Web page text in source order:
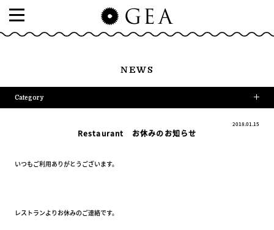
NEWS
Category
2018.01.15
Restaurant お休みのお知らせ
いつもご利用ありがとうございます。
レストランよりお休みのご連絡です。